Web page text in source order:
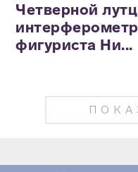
Четверной
фигуриста Ни...